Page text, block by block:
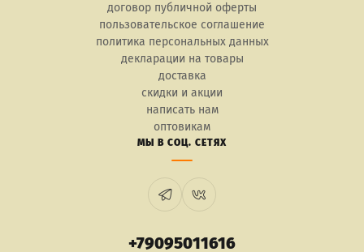
договор публичной оферты
пользовательское соглашение
политика персональных данных
декларации на товары
доставка
скидки и акции
написать нам
оптовикам
МЫ В СОЦ. СЕТЯХ
+79095011616